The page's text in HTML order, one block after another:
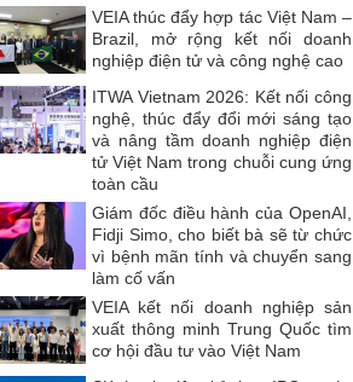
VEIA thúc đẩy hợp tác Việt Nam –
Brazil, mở rộng kết nối doanh
nghiệp điện tử và công nghệ cao
ITWA Vietnam 2026: Kết nối công
nghệ, thúc đẩy đổi mới sáng tạo
và nâng tầm doanh nghiệp điện
tử Việt Nam trong chuỗi cung ứng
toàn cầu
Giám đốc điều hành của OpenAI,
Fidji Simo, cho biết bà sẽ từ chức
vì bệnh mãn tính và chuyển sang
làm cố vấn
VEIA kết nối doanh nghiệp sản
xuất thông minh Trung Quốc tìm
cơ hội đầu tư vào Việt Nam